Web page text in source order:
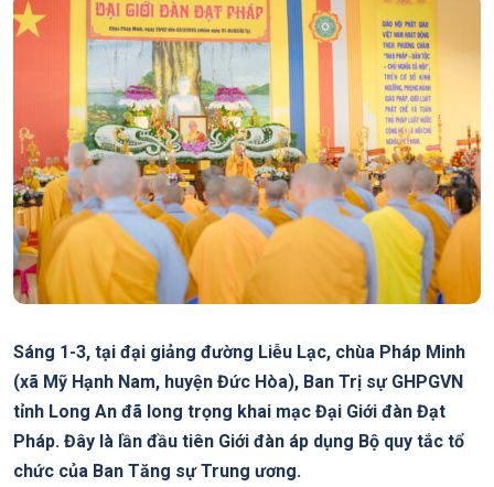
Sáng 1-3, tại đại giảng đường Liễu Lạc, chùa Pháp Minh
(xã Mỹ Hạnh Nam, huyện Đức Hòa), Ban Trị sự GHPGVN
tỉnh Long An đã long trọng khai mạc Đại Giới đàn Đạt
Pháp. Đây là lần đầu tiên Giới đàn áp dụng Bộ quy tắc tổ
chức của Ban Tăng sự Trung ương.